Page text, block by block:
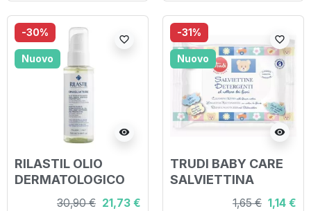
-30%
Nuovo
visibility
favorite_border
RILASTIL OLIO
DERMATOLOGICO
SPF30 200 ML
30,90 € 21,73 €
-31%
Nuovo
visibility
favorite_border
TRUDI BABY CARE
SALVIETTINA
DETERGENTE 20
1,65 € 1,14 €